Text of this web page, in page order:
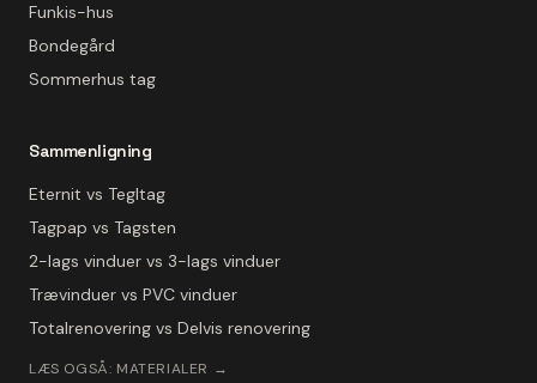
Funkis-hus
Bondegård
Sommerhus tag
Sammenligning
Eternit vs Tegltag
Tagpap vs Tagsten
2-lags vinduer vs 3-lags vinduer
Trævinduer vs PVC vinduer
Totalrenovering vs Delvis renovering
LÆS OGSÅ: MATERIALER →